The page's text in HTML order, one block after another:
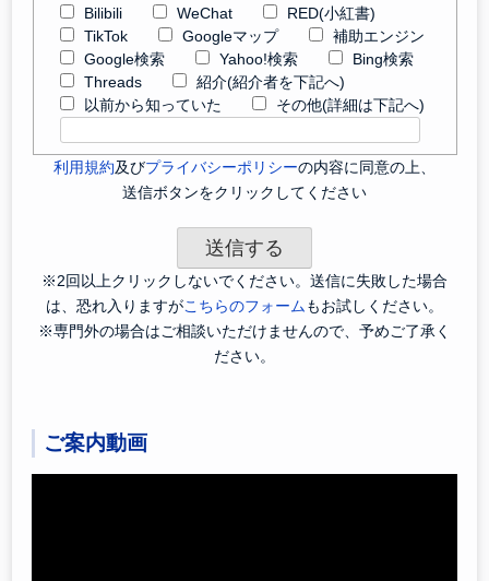
Bilibili
WeChat
RED(小紅書)
TikTok
Googleマップ
補助エンジン
Google検索
Yahoo!検索
Bing検索
Threads
紹介(紹介者を下記へ)
以前から知っていた
その他(詳細は下記へ)
利用規約及びプライバシーポリシーの内容に同意の上、
送信ボタンをクリックしてください
※2回以上クリックしないでください。送信に失敗した場合
は、恐れ入りますがこちらのフォームもお試しください。
※専門外の場合はご相談いただけませんので、予めご了承く
ださい。
ご案内動画